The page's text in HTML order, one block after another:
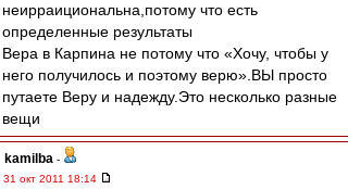
неирраициональна,потому что есть
определенные результаты
Вера в Карпина не потому что «Хочу, чтобы у
него получилось и поэтому верю».ВЫ просто
путаете Веру и надежду.Это несколько разные
вещи
kamilba -
31 окт 2011 18:14